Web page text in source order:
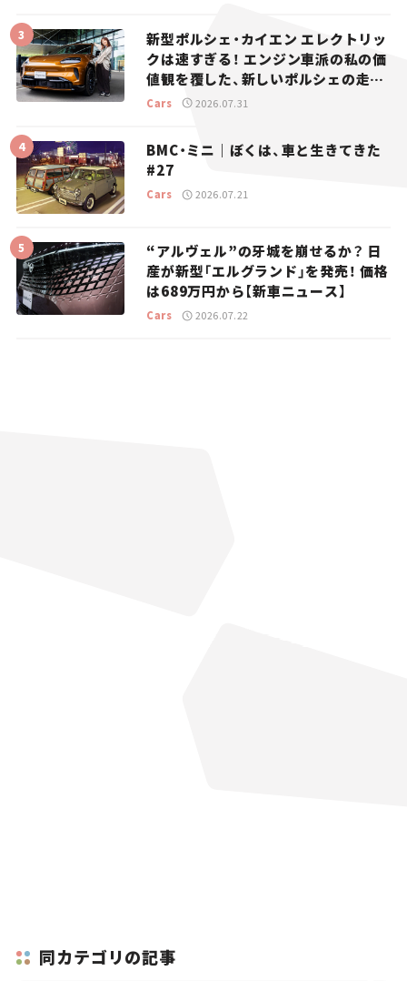
新型ポルシェ・カイエン エレクトリッ
クは速すぎる！ エンジン車派の私の価
値観を覆した、新しいポルシェの走
り。
Cars 2026.07.31
BMC・ミニ｜ぼくは、車と生きてきた
#27
Cars 2026.07.21
“アルヴェル”の牙城を崩せるか？ 日
産が新型「エルグランド」を発売！ 価格
は689万円から【新車ニュース】
Cars 2026.07.22
同カテゴリの記事